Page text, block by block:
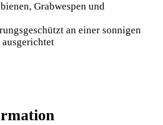
Grabwespen und
an einer sonnigen
ausgerichtet